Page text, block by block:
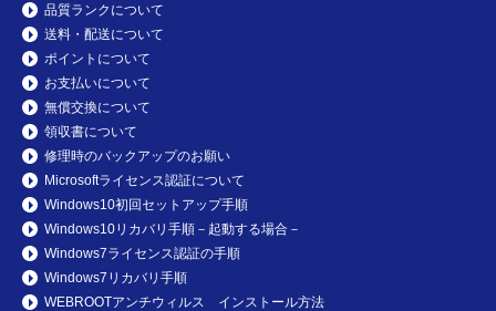
品質ランクについて
送料・配送について
ポイントについて
お支払いについて
無償交換について
領収書について
修理時のバックアップのお願い
Microsoftライセンス認証について
Windows10初回セットアップ手順
Windows10リカバリ手順－起動する場合－
Windows7ライセンス認証の手順
Windows7リカバリ手順
WEBROOTアンチウィルス インストール方法